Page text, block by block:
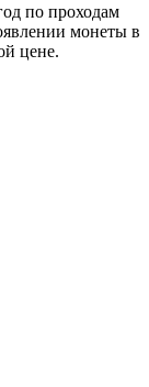
по проходам
монеты в
цене.